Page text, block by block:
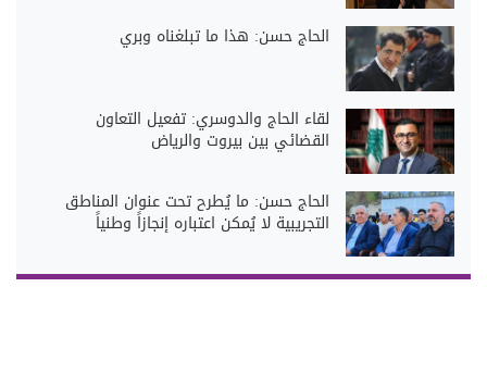
الحاج حسن: هذا ما تبلغناه وبري
لقاء الحاج والدوسري: تفعيل التعاون
القضائي بين بيروت والرياض
الحاج حسن: ما يُطرح تحت عنوان المناطق
التجريبية لا يُمكن اعتباره إنجازاً وطنياً